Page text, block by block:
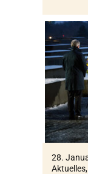
28.
Aktuelles,